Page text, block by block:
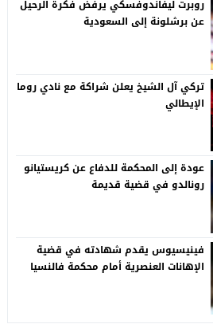
روبرت ليفاندوفسكي يرفض فكرة الرحيل
عن برشلونة إلى السعودية
تركي آل الشيخ يعلن شراكة مع نادي روما
الإيطالي
عودة إلى المحكمة للدفاع عن كريستيانو
رونالدو في قضية قديمة
فينيسيوس يقدم شهادته في قضية
الإهانات العنصرية أمام محكمة فالنسيا